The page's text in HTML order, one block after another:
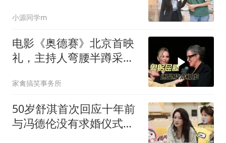
小源同学m
电影《奥德赛》北京首映
礼，主持人弯腰半蹲采访
家禽搞笑事务所
50岁舒淇首次回应十年前
与冯德伦没有求婚仪式：